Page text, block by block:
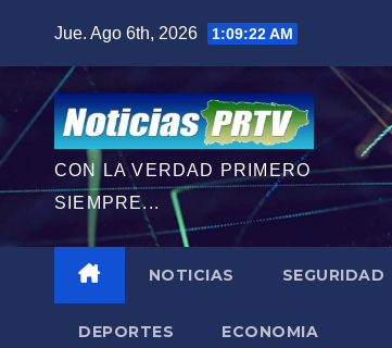
contenido
Jue. Ago 6th, 2026 1:09:23 AM
CON LA VERDAD PRIMERO
SIEMPRE...
NOTICIAS SEGURIDAD
DEPORTES ECONOMIA